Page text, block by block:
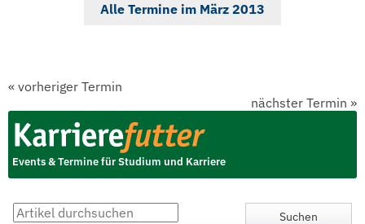
Alle Termine im März 2013
« vorheriger Termin
nächster Termin »
Events & Termine für Studium und Karriere